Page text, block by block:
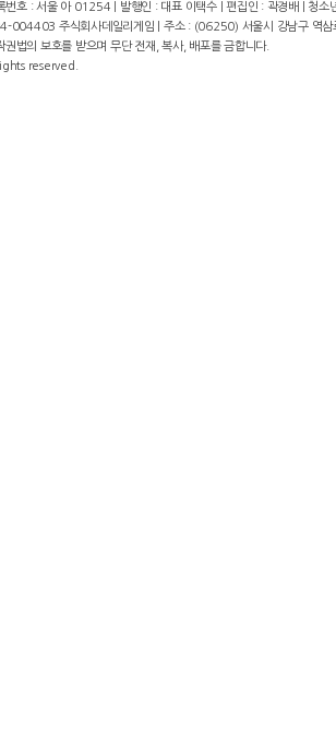
번호 : 서울 아 01254 | 발행인 : 대표 이택수 | 편집인 : 곽경배 |
004403 주식회사데일리게임 | 주소 : (06250) 서울시 강남구
법의 보호를 받으며 무단 전재, 복사, 배포를 금합니다.
reserved.